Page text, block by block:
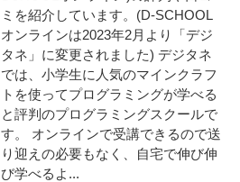
ミを紹介しています。(D-SCHOOL
オンラインは2023年2月より「デジ
タネ」に変更されました) デジタネ
では、小学生に人気のマインクラフ
トを使ってプログラミングが学べる
と評判のプログラミングスクールで
す。 オンラインで受講できるので送
り迎えの必要もなく、自宅で伸び伸
び学べるよ...